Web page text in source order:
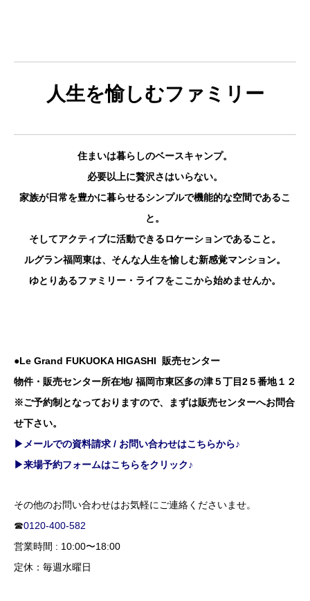
人生を愉しむファミリー
住まいは暮らしのベースキャンプ。
必要以上に贅沢さはいらない。
家族が日常を豊かに暮らせるシンプルで機能的な空間であるこ
と。
そしてアクティブに活動できるロケーションであること。
ルグラン福岡東は、そんな人生を愉しむ新感覚マンション。
ゆとりあるファミリー・ライフをここから始めませんか。
●Le Grand FUKUOKA HIGASHI 販売センター
物件・販売センター所在地/ 福岡市東区多の津５丁目2５番地１２
※ご予約制となっておりますので、まずは販売センターへお問合
せ下さい。
▶メールでの資料請求 / お問い合わせはこちらから♪
▶来場予約フォームはこちらをクリック♪
その他のお問い合わせはお気軽にご連絡くださいませ。
☎0120-400-582
営業時間 : 10:00〜18:00
定休：毎週水曜日